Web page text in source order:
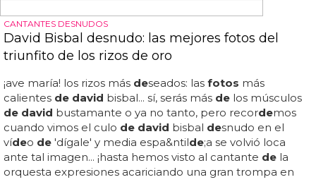
SUPERMODELO DESNUDO
David Gandy desnudo y espectacular para
Marks & Spencer